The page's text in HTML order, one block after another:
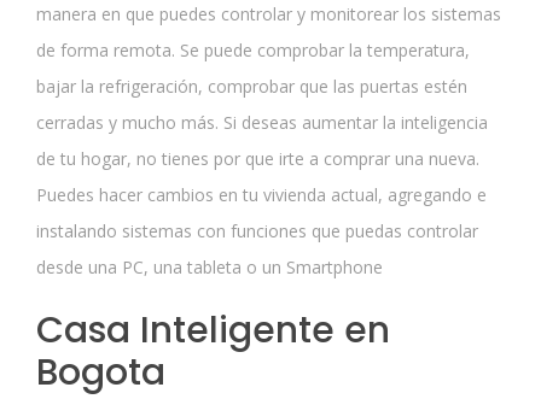
manera en que puedes controlar y monitorear los sistemas
de forma remota. Se puede comprobar la temperatura,
bajar la refrigeración, comprobar que las puertas estén
cerradas y mucho más. Si deseas aumentar la inteligencia
de tu hogar, no tienes por que irte a comprar una nueva.
Puedes hacer cambios en tu vivienda actual, agregando e
instalando sistemas con funciones que puedas controlar
desde una PC, una tableta o un Smartphone
Casa Inteligente en
Bogota